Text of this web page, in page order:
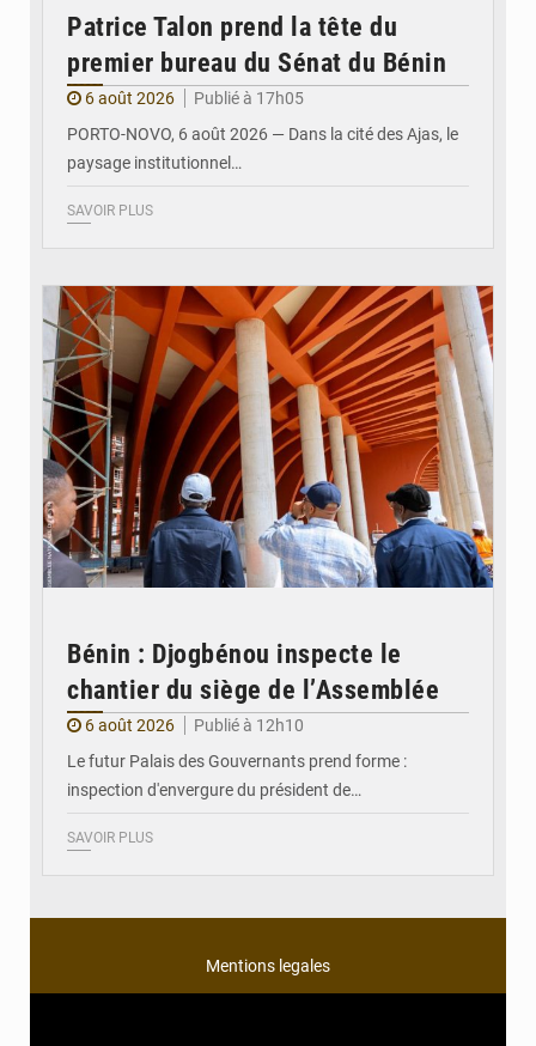
Patrice Talon prend la tête du
premier bureau du Sénat du Bénin
6 août 2026
Publié à 17h05
PORTO-NOVO, 6 août 2026 — Dans la cité des Ajas, le
paysage institutionnel…
SAVOIR PLUS
Bénin : Djogbénou inspecte le
chantier du siège de l’Assemblée
6 août 2026
Publié à 12h10
Le futur Palais des Gouvernants prend forme :
inspection d'envergure du président de…
SAVOIR PLUS
Mentions legales